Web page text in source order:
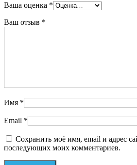
Ваша оценка *
Ваш отзыв *
Имя *
Email *
Сохранить моё имя, email и адрес
последующих моих комментариев.